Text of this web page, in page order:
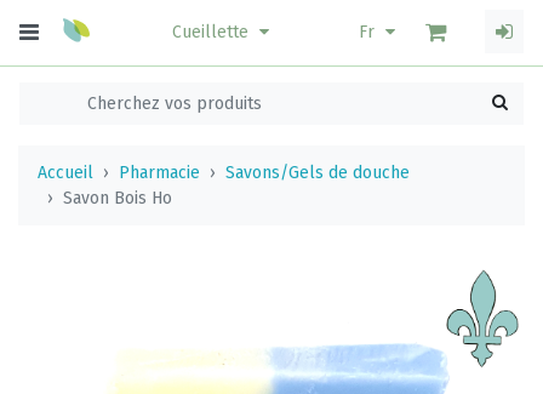
Cueillette Fr
Accueil Pharmacie
Savons/Gels de douche
Savon Bois Ho